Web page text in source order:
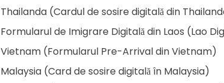
Thailanda (Cardul de sosire digitală din
Formularul de Imigrare Digitală din Laos (Lao
Vietnam (Formularul Pre-Arrival din Vietnam)
Malaysia (Card de sosire digitală în Malaysia)